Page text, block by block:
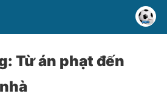
Từ án phạt đến